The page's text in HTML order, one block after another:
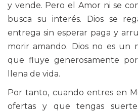
y vende. Pero el Amor ni se
busca su interés. Dios se
entrega sin esperar paga y
morir amando. Dios no es un
que fluye generosamente
llena de vida.
Por tanto, cuando entres en
ofertas y que tengas